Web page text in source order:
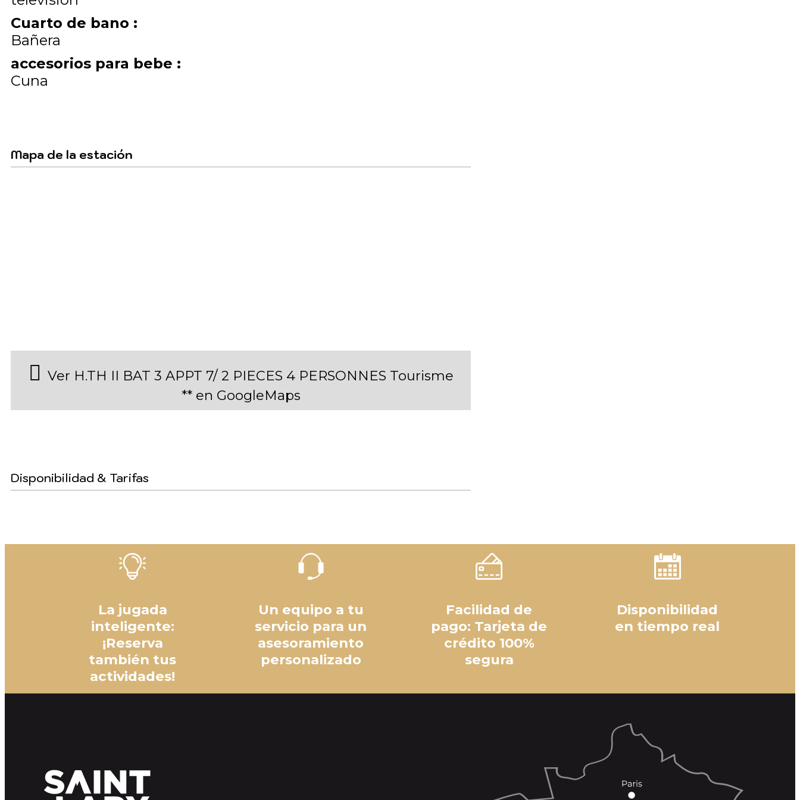
Cuarto de bano :
Bañera
accesorios para bebe :
Cuna
Mapa de la estación
Ver H.TH II BAT 3 APPT 7/ 2 PIECES 4 PERSONNES Tourisme
** en GoogleMaps
Disponibilidad & Tarifas
La jugada
inteligente:
¡Reserva
también tus
actividades!
Un equipo a tu
servicio para un
asesoramiento
personalizado
Facilidad de
pago: Tarjeta de
crédito 100%
segura
Disponibilidad
en tiempo real